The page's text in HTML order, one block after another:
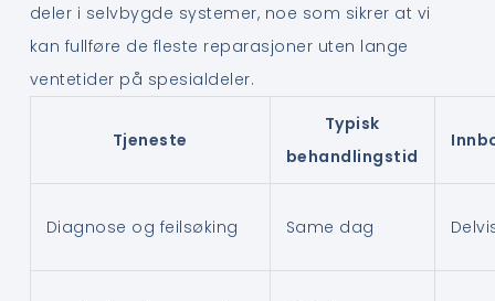
deler i selvbygde systemer, noe som sikrer at vi
kan fullføre de fleste reparasjoner uten lange
ventetider på spesialdeler.
Tjeneste
Typisk
behandlingstid
Diagnose og feilsøking Same dag